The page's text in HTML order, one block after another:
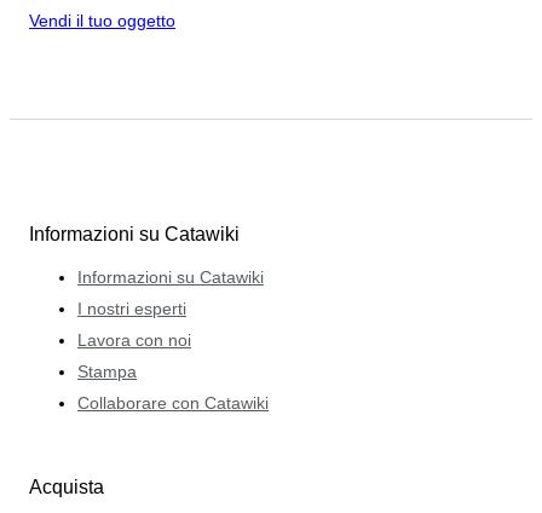
Vendi il tuo oggetto
Informazioni su Catawiki
Informazioni su Catawiki
I nostri esperti
Lavora con noi
Stampa
Collaborare con Catawiki
Acquista